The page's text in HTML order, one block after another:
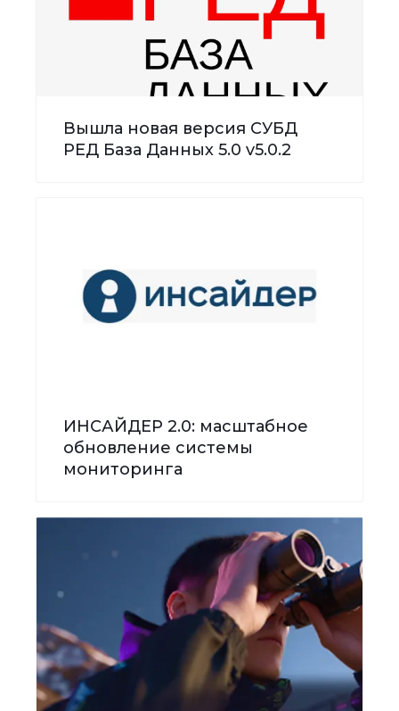
Вышла новая версия СУБД
РЕД База Данных 5.0 v5.0.2
ИНСАЙДЕР 2.0: масштабное
обновление системы
мониторинга